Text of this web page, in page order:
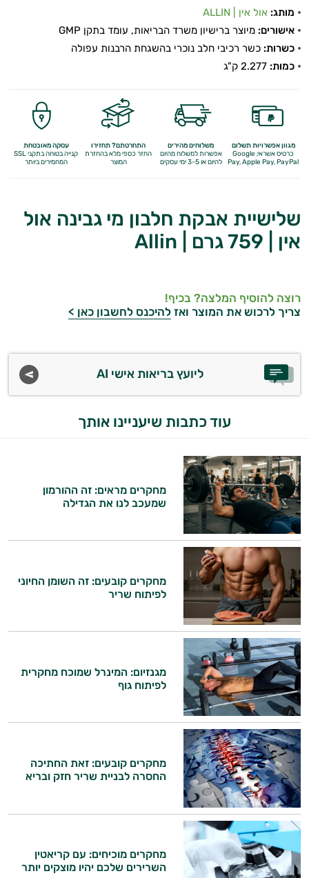
מותג: אול אין | ALLIN
אישורים: מיוצר ברישיון משרד הבריאות, עומד בתקן GMP
כשרות: כשר רכיבי חלב נוכרי בהשגחת הרבנות עפולה
כמות:
מגוון אפשרויות תשלום
כרטיס אשראי, Google
Pay,Apple Pay, PayPal
משלוחים מהירים
אפשרות למשלוח מהיום
להיום או 3-5 ימי עסקים
התחרטתם? תחזירו
החזר כספי מלאבהחזרת
המוצר
עסקה מאובטחת
קנייה בטוחה בתקני SSL
המחמירים ביותר
שלישיית אבקת חלבון מי גבינה אול
אין | 759 גרם | Allin
רוצה להוסיף המלצה? בכיף!
צריך לרכוש את המוצר ואז להיכנס לחשבון כאן >
ליועץ בריאות אישי AI
עוד כתבות שיעניינו אותך
מחקרים מראים: זה ההורמון
שמעכב לנו את הגדילה
מחקרים קובעים: זה השומן החיוני
לפיתוח שריר
מגנזיום: המינרל שמוכח מחקרית
לפיתוח גוף
מחקרים קובעים: זאת החתיכה
החסרה לבניית שריר חזק ובריא
מחקרים מוכיחים: עם קריאטין
השרירים שלכם יהיו מוצקים יותר